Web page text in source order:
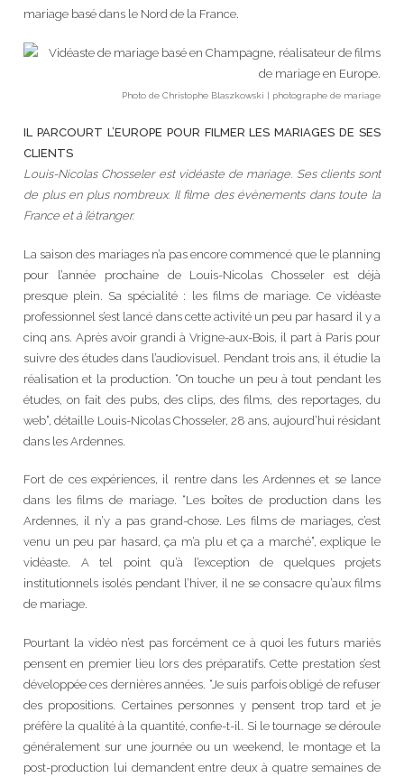
mariage basé dans le Nord de la France.
Photo de Christophe Blaszkowski | photographe de mariage
IL PARCOURT L’EUROPE POUR FILMER LES MARIAGES DE SES
CLIENTS
Louis-Nicolas Chosseler est vidéaste de mariage. Ses clients sont
de plus en plus nombreux. Il filme des évènements dans toute la
France et à l’étranger.
La saison des mariages n’a pas encore commencé que le planning
pour l’année prochaine de Louis-Nicolas Chosseler est déjà
presque plein. Sa spécialité : les films de mariage. Ce vidéaste
professionnel s’est lancé dans cette activité un peu par hasard il y a
cinq ans. Après avoir grandi à Vrigne-aux-Bois, il part à Paris pour
suivre des études dans l’audiovisuel. Pendant trois ans, il étudie la
réalisation et la production. “On touche un peu à tout pendant les
études, on fait des pubs, des clips, des films, des reportages, du
web”, détaille Louis-Nicolas Chosseler, 28 ans, aujourd’hui résidant
dans les Ardennes.
Fort de ces expériences, il rentre dans les Ardennes et se lance
dans les films de mariage. “Les boîtes de production dans les
Ardennes, il n’y a pas grand-chose. Les films de mariages, c’est
venu un peu par hasard, ça m’a plu et ça a marché”, explique le
vidéaste. A tel point qu’à l’exception de quelques projets
institutionnels isolés pendant l’hiver, il ne se consacre qu’aux films
de mariage.
Pourtant la vidéo n’est pas forcément ce à quoi les futurs mariés
pensent en premier lieu lors des préparatifs. Cette prestation s’est
développée ces dernières années. “Je suis parfois obligé de refuser
des propositions. Certaines personnes y pensent trop tard et je
préfère la qualité à la quantité, confie-t-il. Si le tournage se déroule
généralement sur une journée ou un weekend, le montage et la
post-production lui demandent entre deux à quatre semaines de